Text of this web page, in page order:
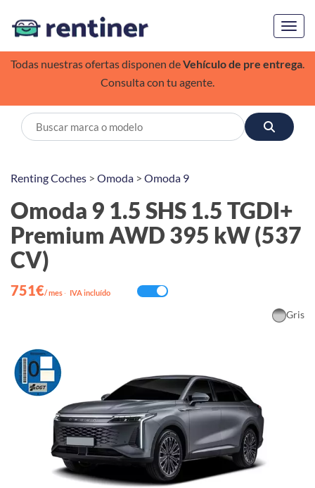
Todas nuestras ofertas disponen deVehículo de pre entrega.
Consulta con tu agente.
Renting Coches > Omoda > Omoda 9
Omoda 9 1.5 SHS 1.5 TGDI+
Premium AWD 395 kW (537
CV)
751€/ mes · IVA incluído
Gris